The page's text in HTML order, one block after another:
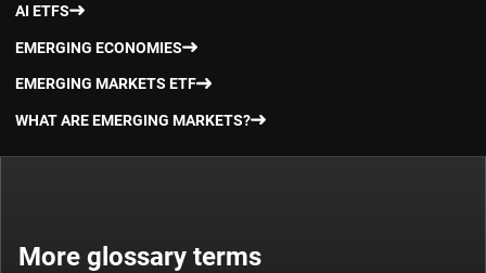
AI ETFS
EMERGING ECONOMIES
EMERGING MARKETS ETF
WHAT ARE EMERGING MARKETS?
More glossary terms